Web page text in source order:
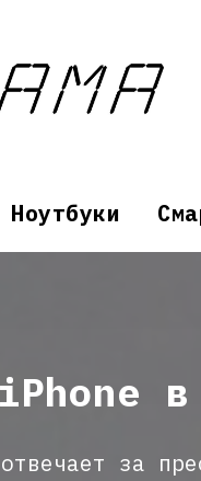
Ноутбуки
за